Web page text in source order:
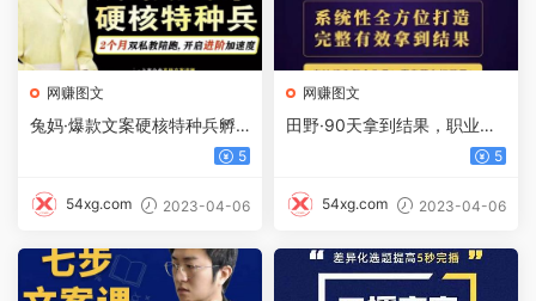
网赚图文
兔妈·爆款文案硬核特种兵孵
化营，实现了每个月2000-35
54xg.com 2023-04-06
网赚图文
田野·90天拿到结果，职业文
案全体系方法论，告诉你每一
5
54xg.com 2023-04-06